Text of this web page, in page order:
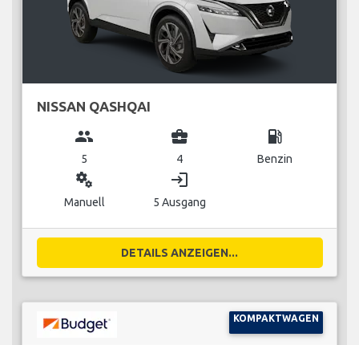
NISSAN QASHQAI
group
5
business_center
4
local_gas_station
Benzin
miscellaneous_services
Manuell
login
5 Ausgang
DETAILS ANZEIGEN...
KOMPAKTWAGEN